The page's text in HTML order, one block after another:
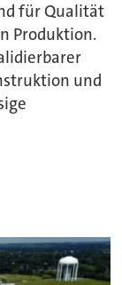
für Qualität
Produktion.
und